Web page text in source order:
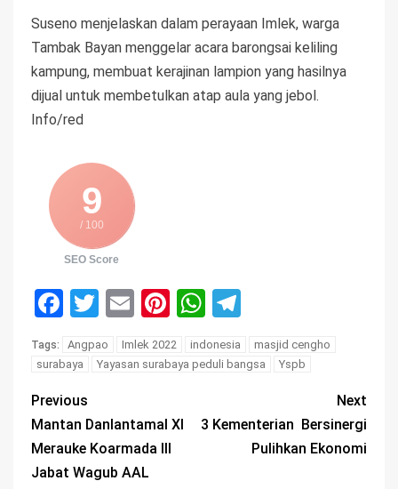
Suseno menjelaskan dalam perayaan Imlek, warga
Tambak Bayan menggelar acara barongsai keliling
kampung, membuat kerajinan lampion yang hasilnya
dijual untuk membetulkan atap aula yang jebol.
Info/red
9
/ 100
SEO Score
Facebook
Twitter
EmailPinterest
WhatsApp
Tags: Angpao Imlek 2022 indonesia
masjid cengho
surabaya
Yayasan surabaya peduli bangsa Yspb
Previous
Mantan Danlantamal XI
Merauke Koarmada III
Jabat Wagub AAL
Next
3 Kementerian Bersinergi
Pulihkan Ekonomi